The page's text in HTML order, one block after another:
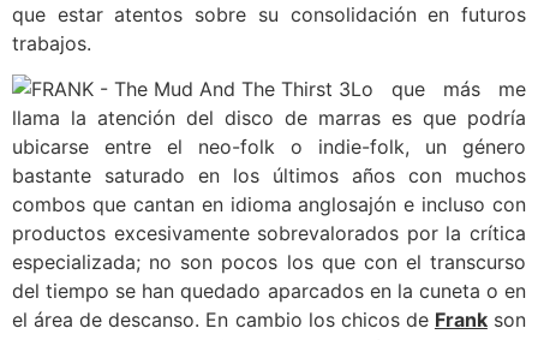
que estar atentos sobre su consolidación en futuros
trabajos.
Lo que más me
llama la atención del disco de marras es que podría
ubicarse entre el neo-folk o indie-folk, un género
bastante saturado en los últimos años con muchos
combos que cantan en idioma anglosajón e incluso con
productos excesivamente sobrevalorados por la crítica
especializada; no son pocos los que con el transcurso
del tiempo se han quedado aparcados en la cuneta o en
el área de descanso. En cambio los chicos de Frankson